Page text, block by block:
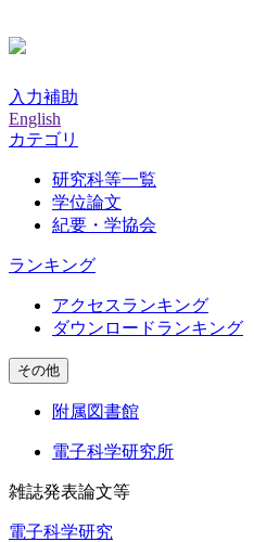
入力補助
English
カテゴリ
研究科等一覧
学位論文
紀要・学協会
ランキング
アクセスランキング
ダウンロードランキング
その他
附属図書館
電子科学研究所
雑誌発表論文等
電子科学研究